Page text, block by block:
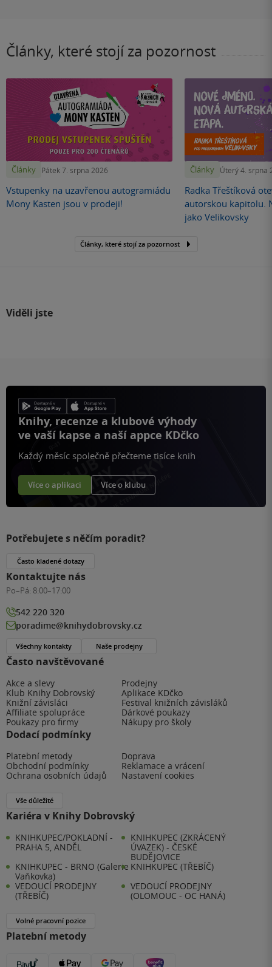
Články, které stojí za pozornost
Články Pátek 7. srpna 2026
Vstupenky na uzavřenou autogramiádu
Mony Kasten jsou v prodeji!
Články Úterý 4. srpna
Radka Třeštíková
autorskou kapitolu.
jako Velikovsky
Články, které stojí za pozornost
Viděli jste
Knihy, recenze a klubové výhody
ve vaší kapse a naší appce KDčko
Každý měsíc společně přečteme tisíce knih
Více o aplikaci Více o klubu
Často navštěvované
Akce a slevy
Prodejny
Klub Knihy Dobrovský
Aplikace KDčko
Knižní závisláci
Festival knižních závisláků
Affiliate spolupráce
Dárkové poukazy
Poukazy pro firmy
Nákupy pro školy
Dodací podmínky
Platební metody
Doprava
Obchodní podmínky
Reklamace a vrácení
Ochrana osobních údajů
Nastavení cookies
Vše důležité
Kariéra v Knihy Dobrovský
KNIHKUPEC/POKLADNÍ -
PRAHA 5, ANDĚL
KNIHKUPEC (ZKRÁCENÝ
ÚVAZEK) - ČESKÉ
BUDĚJOVICE
KNIHKUPEC - BRNO (Galerie
Vaňkovka)
KNIHKUPEC (TŘEBÍČ)
VEDOUCÍ PRODEJNY
(TŘEBÍČ)
VEDOUCÍ PRODEJNY
(OLOMOUC - OC HANÁ)
Volné pracovní pozice
Platební metody
Potřebujete s něčím poradit?
Často kladené dotazy
Kontaktujte nás
Po–Pá: 8:00–17:00
542 220 320
poradime@knihydobrovsky.cz
Všechny kontakty Naše prodejny